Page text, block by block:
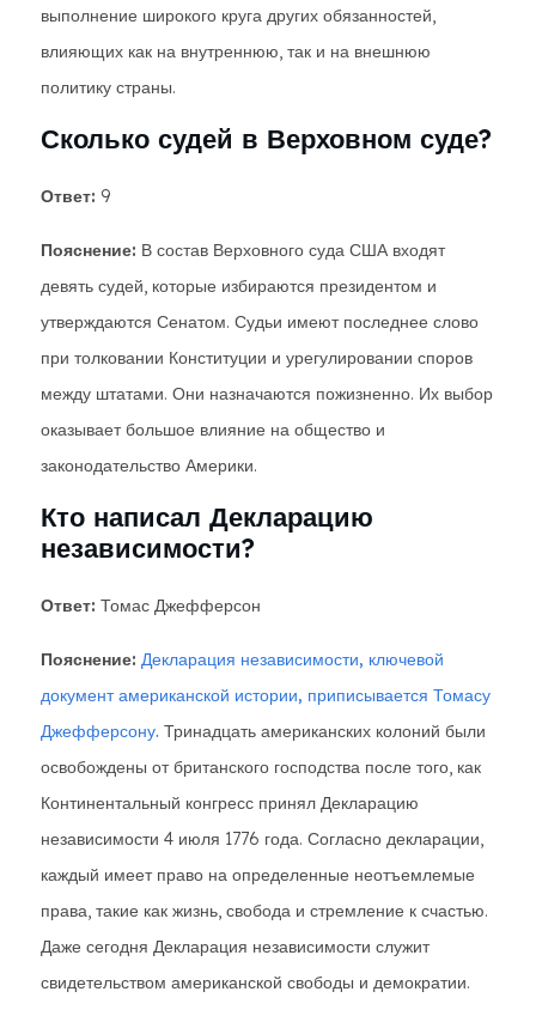
выполнение широкого круга других обязанностей,
влияющих как на внутреннюю, так и на внешнюю
политику страны.
Сколько судей в Верховном суде?
Ответ: 9
Пояснение: В состав Верховного суда США входят
девять судей, которые избираются президентом и
утверждаются Сенатом. Судьи имеют последнее слово
при толковании Конституции и урегулировании споров
между штатами. Они назначаются пожизненно. Их выбор
оказывает большое влияние на общество и
законодательство Америки.
Кто написал Декларацию
независимости?
Ответ: Томас Джефферсон
Пояснение: Декларация независимости, ключевой
документ американской истории, приписывается Томасу
Джефферсону. Тринадцать американских колоний были
освобождены от британского господства после того, как
Континентальный конгресс принял Декларацию
независимости 4 июля 1776 года. Согласно декларации,
каждый имеет право на определенные неотъемлемые
права, такие как жизнь, свобода и стремление к счастью.
Даже сегодня Декларация независимости служит
свидетельством американской свободы и демократии.